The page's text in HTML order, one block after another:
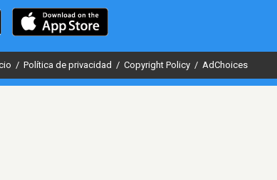
/ Política de privacidad / Copyright Policy / AdChoices